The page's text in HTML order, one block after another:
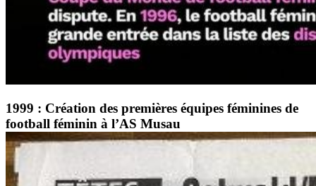
1999 : Création des premières équipes féminines de
football féminin à l’AS Musau